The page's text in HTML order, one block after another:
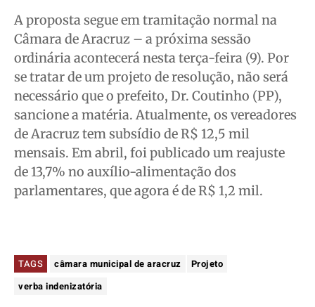
A proposta segue em tramitação normal na
Câmara de Aracruz – a próxima sessão
ordinária acontecerá nesta terça-feira (9). Por
se tratar de um projeto de resolução, não será
necessário que o prefeito, Dr. Coutinho (PP),
sancione a matéria. Atualmente, os vereadores
de Aracruz tem subsídio de R$ 12,5 mil
mensais. Em abril, foi publicado um reajuste
de 13,7% no auxílio-alimentação dos
parlamentares, que agora é de R$ 1,2 mil.
TAGS câmara municipal de aracruz
Projeto
verba indenizatória